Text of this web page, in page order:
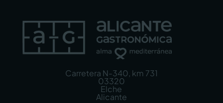
Carretera N-340, km 731
03320
Elche
Alicante